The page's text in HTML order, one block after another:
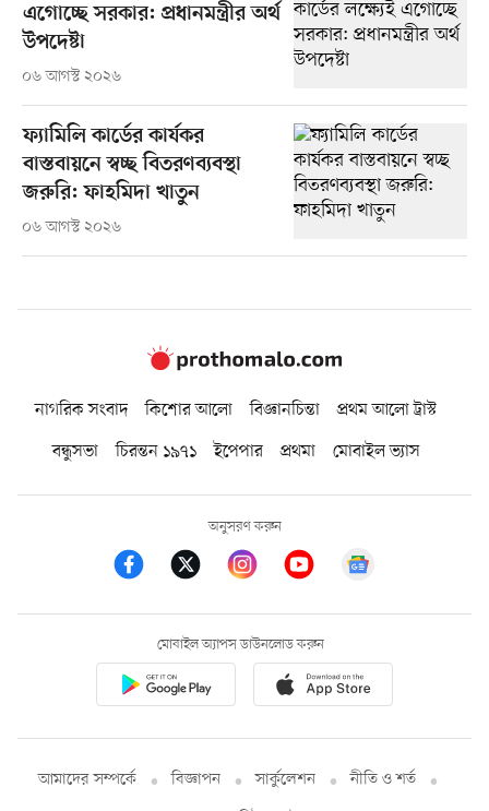
এগোচ্ছে সরকার: প্রধানমন্ত্রীর অর্থ
উপদেষ্টা
০৬ আগস্ট ২০২৬
ফ্যামিলি কার্ডের কার্যকর
বাস্তবায়নে স্বচ্ছ বিতরণব্যবস্থা
জরুরি: ফাহমিদা খাতুন
০৬ আগস্ট ২০২৬
নাগরিক সংবাদ কিশোর আলো বিজ্ঞানচিন্তা
প্রথম আলো ট্রাস্ট
বন্ধুসভা
চিরন্তন ১৯৭১ ইপেপার প্রথমা মোবাইল ভ্যাস
অনুসরণ করুন
মোবাইল অ্যাপস ডাউনলোড করুন
আমাদের সম্পর্কে বিজ্ঞাপন সার্কুলেশন
নীতি ও শর্ত